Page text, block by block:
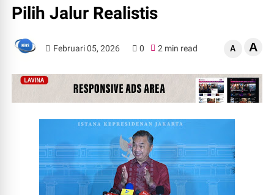
Pilih Jalur Realistis
Februari 05, 2026 0 2 min read A A